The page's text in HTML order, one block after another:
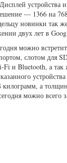
устройства
— 1366 на
новинки так
двух лет в
можно
слотом для
Fi и Bluetooth, а
устройства
а
можно всего